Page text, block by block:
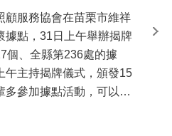
顧服務協會在苗栗市維祥
據點，31日上午舉辦揭牌
個、全縣第236處的據
午主持揭牌儀式，頒發15
多參加據點活動，可以更
苗